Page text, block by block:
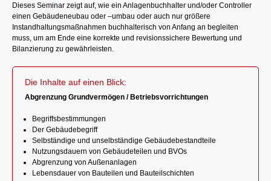
Dieses Seminar zeigt auf, wie ein Anlagenbuchhalter und/oder Controller
einen Gebäudeneubau oder –umbau oder auch nur größere
Instandhaltungsmaßnahmen buchhalterisch von Anfang an begleiten
muss, um am Ende eine korrekte und revisionssichere Bewertung und
Bilanzierung zu gewährleisten.
Die Inhalte auf einen Blick:
Abgrenzung Grundvermögen / Betriebsvorrichtungen
Begriffsbestimmungen
Der Gebäudebegriff
Selbständige und unselbständige Gebäudebestandteile
Nutzungsdauern von Gebäudeteilen und BVOs
Abgrenzung von Außenanlagen
Lebensdauer von Bauteilen und Bauteilschichten